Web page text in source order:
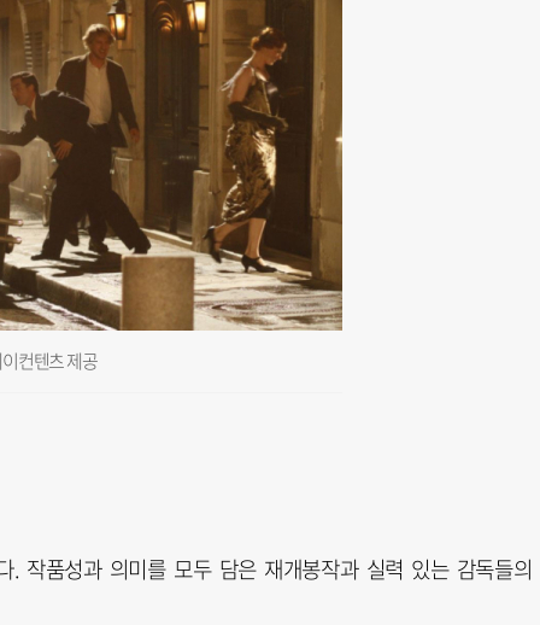
이컨텐츠 제공
작품성과 의미를 모두 담은 재개봉작과 실력 있는 감독들의